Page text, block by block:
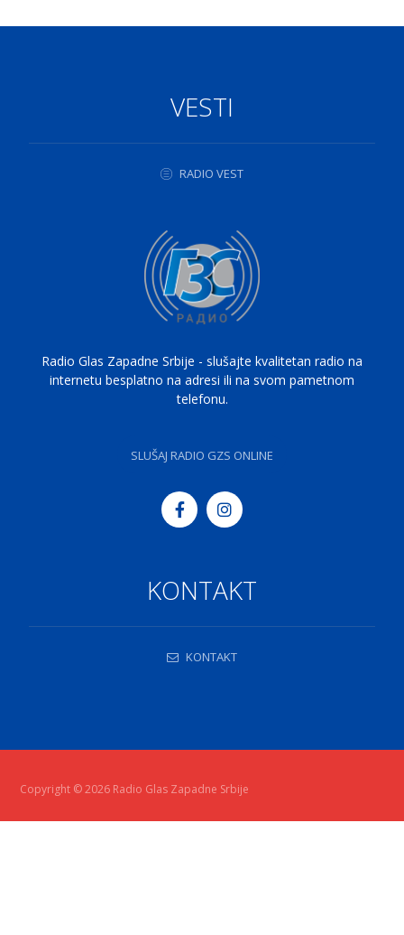
VESTI
RADIO VEST
Radio Glas Zapadne Srbije - slušajte kvalitetan radio na
internetu besplatno na adresi ili na svom pametnom
telefonu.
SLUŠAJ RADIO GZS ONLINE
KONTAKT
KONTAKT
Copyright © 2026 Radio Glas Zapadne Srbije